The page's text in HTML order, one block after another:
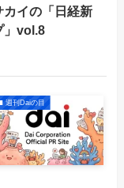
イの「日経新
」vol.8
週刊Daiの目